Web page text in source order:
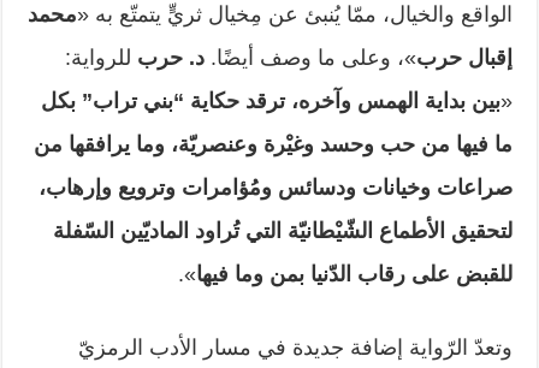
الواقع والخيال، ممّا يُنبئ عن مِخيال ثريٍّ يتمتّع به «محمد
إقبال حرب»، وعلى ما وصف أيضًا.د. حرب للرواية:
«بين بداية الهمس وآخره، ترقد حكاية “بني تراب” بكل
ما فيها من حب وحسد وغيْرة وعنصريّة، وما يرافقها من
صراعات وخيانات ودسائس ومُؤامرات وترويع وإرهاب،
لتحقيق الأطماع الشّيْطانيّة التي تُراود الماديّين السّفلة
للقبض على رقاب الدّنيا بمن وما فيها».
وتعدّ الرّواية إضافة جديدة في مسار الأدب الرمزيّ